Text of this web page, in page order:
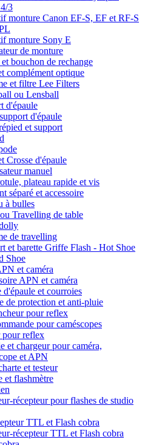
3
monture Canon EF-S, EF et RF-S
monture Sony E
de monture
bouchon de rechange
complément optique
et filtre Lee Filters
ou Lensball
d'épaule
d'épaule
et support
Crosse d'épaule
manuel
plateau rapide et vis
séparé et accessoire
à bulles
Travelling de table
de travelling
et barette Griffe Flash - Hot Shoe
Shoe
et caméra
APN et caméra
d'épaule et courroies
de protection et anti-pluie
pour reflex
pour caméscopes
pour reflex
et chargeur pour caméra,
et APN
et testeur
et flashmètre
récepteur pour flashes de studio
TTL et Flash cobra
récepteur TTL et Flash cobra